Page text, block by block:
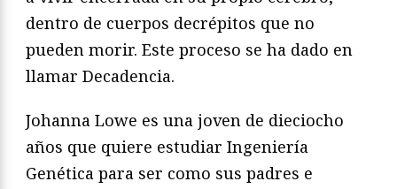
dentro de cuerpos decrépitos que no
pueden morir. Este proceso se ha dado en
llamar Decadencia.
Johanna Lowe es una joven de dieciocho
años que quiere estudiar Ingeniería
Genética para ser como sus padres e